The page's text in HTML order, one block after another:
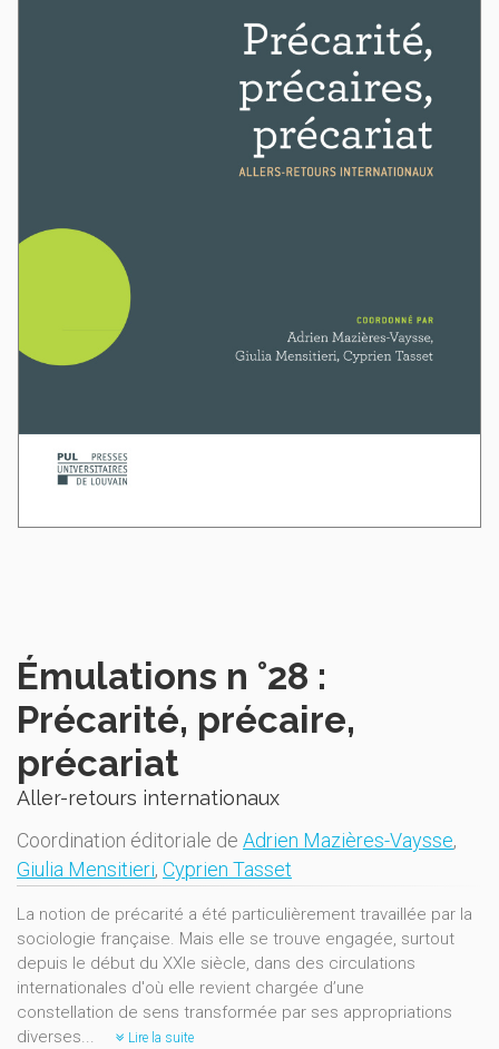
Émulations n °28 :
Précarité, précaire,
précariat
Aller-retours internationaux
Coordination éditoriale de Adrien Mazières-Vaysse,
Giulia Mensitieri, Cyprien Tasset
La notion de précarité a été particulièrement travaillée par la
sociologie française. Mais elle se trouve engagée, surtout
depuis le début du XXIe siècle, dans des circulations
internationales d'où elle revient chargée d’une
constellation de sens transformée par ses appropriations
diverses...
Lire la suite